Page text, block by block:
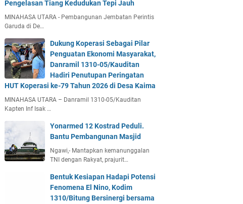
Pengelasan Tiang Kedudukan Tepi Jauh
MINAHASA UTARA - Pembangunan Jembatan Perintis
Garuda di De…
Dukung Koperasi Sebagai Pilar
Penguatan Ekonomi Masyarakat,
Danramil 1310-05/Kauditan
Hadiri Penutupan Peringatan
HUT Koperasi ke-79 Tahun 2026 di Desa Kaima
MINAHASA UTARA – Danramil 1310-05/Kauditan
Kapten Inf Isak …
Yonarmed 12 Kostrad Peduli.
Bantu Pembangunan Masjid
Ngawi,- Mantapkan kemanunggalan
TNI dengan Rakyat, prajurit…
Bentuk Kesiapan Hadapi Potensi
Fenomena El Nino, Kodim
1310/Bitung Bersinergi bersama